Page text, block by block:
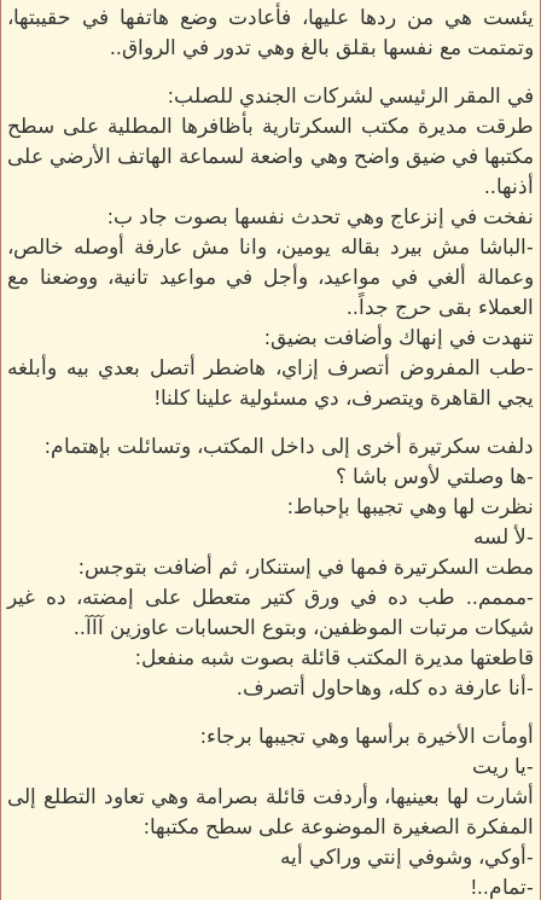
يئست هي من ردها عليها، فأعادت وضع هاتفها في حقيبتها،
وتمتمت مع نفسها بقلق بالغ وهي تدور في الرواق..
في المقر الرئيسي لشركات الجندي للصلب:
طرقت مديرة مكتب السكرتارية بأظافرها المطلية على سطح
مكتبها في ضيق واضح وهي واضعة لسماعة الهاتف الأرضي على
أذنها..
نفخت في إنزعاج وهي تحدث نفسها بصوت جاد ب:
-الباشا مش بيرد بقاله يومين، وانا مش عارفة أوصله خالص،
وعمالة ألغي في مواعيد، وأجل في مواعيد تانية، ووضعنا مع
العملاء بقى حرج جداً..
تنهدت في إنهاك وأضافت بضيق:
-طب المفروض أتصرف إزاي، هاضطر أتصل بعدي بيه وأبلغه
يجي القاهرة ويتصرف، دي مسئولية علينا كلنا!
دلفت سكرتيرة أخرى إلى داخل المكتب، وتسائلت بإهتمام:
-ها وصلتي لأوس باشا ؟
نظرت لها وهي تجيبها بإحباط:
-لأ لسه
مطت السكرتيرة فمها في إستنكار، ثم أضافت بتوجس:
-مممم.. طب ده في ورق كتير متعطل على إمضته، ده غير
شيكات مرتبات الموظفين، وبتوع الحسابات عاوزين آآآ..
قاطعتها مديرة المكتب قائلة بصوت شبه منفعل:
-أنا عارفة ده كله، وهاحاول أتصرف.
أومأت الأخيرة برأسها وهي تجيبها برجاء:
-يا ريت
أشارت لها بعينيها، وأردفت قائلة بصرامة وهي تعاود التطلع إلى
المفكرة الصغيرة الموضوعة على سطح مكتبها:
-أوكي، وشوفي إنتي وراكي أيه
-تمام..!